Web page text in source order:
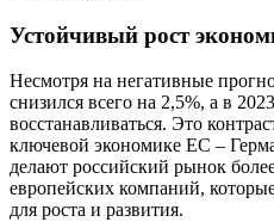
Устойчивый рост
Несмотря на негативные
снизился всего на 2,5%, а в
восстанавливаться. Это
ключевой экономике ЕС –
делают российский рынок
европейских компаний,
для роста и развития.